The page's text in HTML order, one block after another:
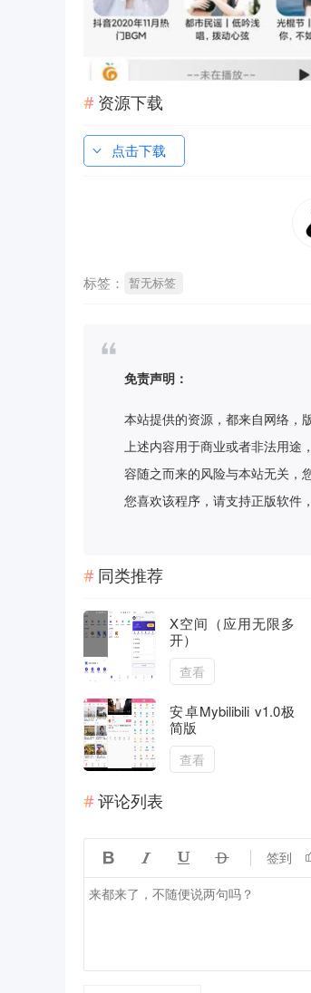
资源下载
点击下载
标签： 暂无标签
免责声明：
本站提供的资源，都来自网络，
上述内容用于商业或者非法用途
容随之而来的风险与本站无关，
您喜欢该程序，请支持正版软件
同类推荐
X空间（应用无限多
开）
查看
安卓Mybilibili v1.0极
简版
查看
评论列表
    签到